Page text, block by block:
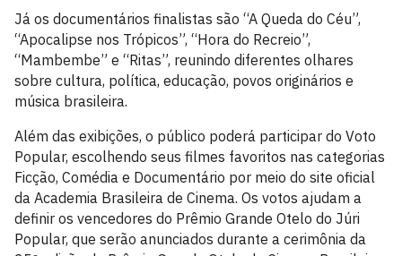
Já os documentários finalistas são “A Queda do Céu”,
“Apocalipse nos Trópicos”, “Hora do Recreio”,
“Mambembe” e “Ritas”, reunindo diferentes olhares
sobre cultura, política, educação, povos originários e
música brasileira.
Além das exibições, o público poderá participar do Voto
Popular, escolhendo seus filmes favoritos nas categorias
Ficção, Comédia e Documentário por meio do site oficial
da Academia Brasileira de Cinema. Os votos ajudam a
definir os vencedores do Prêmio Grande Otelo do Júri
Popular, que serão anunciados durante a cerimônia da